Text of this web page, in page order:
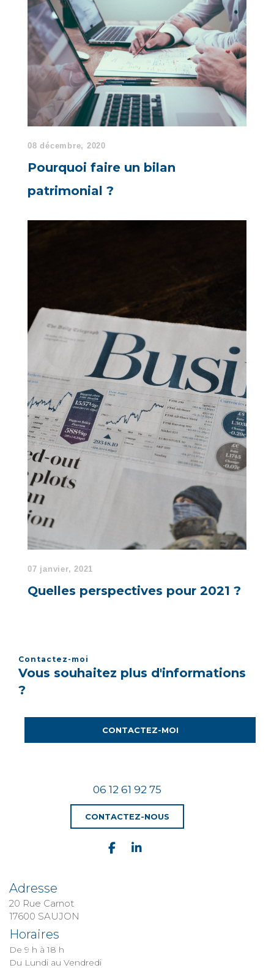
08 décembre, 2020
Pourquoi faire un bilan
patrimonial ?
07 janvier, 2021
Quelles perspectives pour 2021 ?
Contactez-moi
Vous souhaitez plus d'informations
?
CONTACTEZ-MOI
06 12 61 92 75
CONTACTEZ-NOUS
Adresse
20 Rue Carnot
​​​​​​​17600 SAUJON
Horaires
De 9 h à 18 h
Du Lundi au Vendredi